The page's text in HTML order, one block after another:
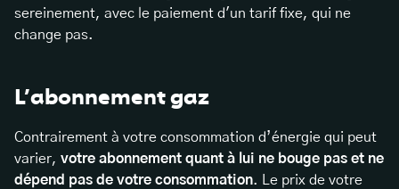
sereinement, avec le paiement d'un tarif fixe, qui ne
change pas.
L’abonnement gaz
Contrairement à votre consommation d’énergie qui peut
varier, votre abonnement quant à lui ne bouge pas et ne
dépend pas de votre consommation. Le prix de votre